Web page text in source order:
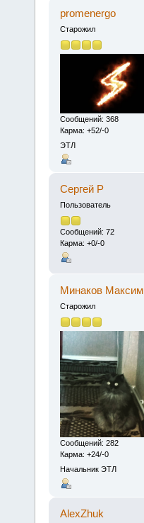
promenergo
Старожил
Сообщений: 368
Карма: +52/-0
ЭТЛ
Сергей Р
Пользователь
Сообщений: 72
Карма: +0/-0
Минаков Максим
Старожил
Сообщений: 282
Карма: +24/-0
Начальник ЭТЛ
AlexZhuk